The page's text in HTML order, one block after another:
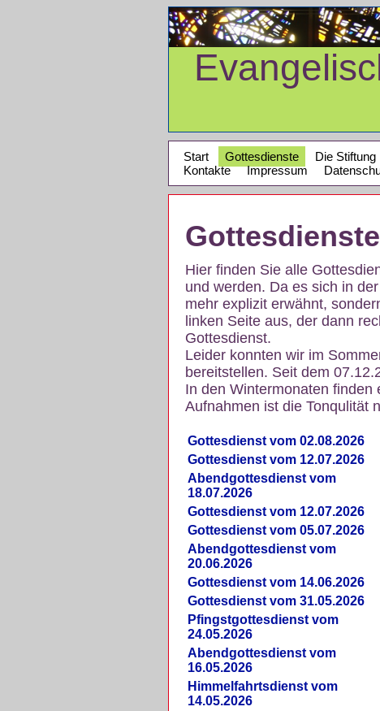
Start Gottesdienste Die Stiftung
Kontakte
Impressum
Hier finden Sie alle
und werden. Da es sich in
mehr explizit erwähnt,
linken Seite aus, der dann
Gottesdienst.
Leider konnten wir im
bereitstellen. Seit dem
In den Wintermonaten
Aufnahmen ist die Tonqulität
Gottesdienst vom 02.08.2026
Gottesdienst vom 12.07.2026
Abendgottesdienst vom
18.07.2026
Gottesdienst vom 12.07.2026
Gottesdienst vom 05.07.2026
Abendgottesdienst vom
20.06.2026
Gottesdienst vom 14.06.2026
Gottesdienst vom 31.05.2026
Pfingstgottesdienst vom
24.05.2026
Abendgottesdienst vom
16.05.2026
Himmelfahrtsdienst vom
14.05.2026